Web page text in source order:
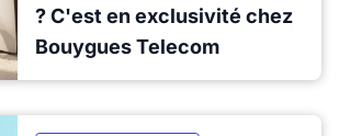
? C'est en exclusivité chez
Bouygues Telecom